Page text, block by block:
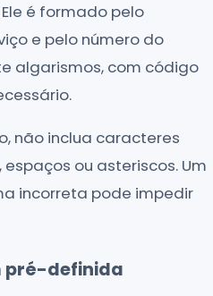
é formado pelo
e pelo número do
algarismos, com código
não inclua caracteres
ou asteriscos. Um
incorreta pode impedir
pré-definida